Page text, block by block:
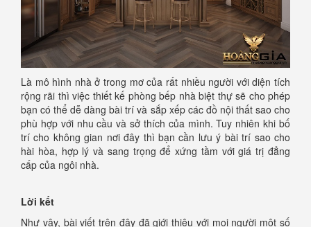
Là mô hình nhà ở trong mơ của rất nhiều người với diện tích
rộng rãi thì việc thiết kế phòng bếp nhà biệt thự sẽ cho phép
bạn có thể dễ dàng bài trí và sắp xếp các đồ nội thất sao cho
phù hợp với nhu cầu và sở thích của mình. Tuy nhiên khi bố
trí cho không gian nơi đây thì bạn cần lưu ý bài trí sao cho
hài hòa, hợp lý và sang trọng để xứng tầm với giá trị đẳng
cấp của ngôi nhà.
Lời kết
Như vậy, bài viết trên đây đã giới thiệu với mọi người một số